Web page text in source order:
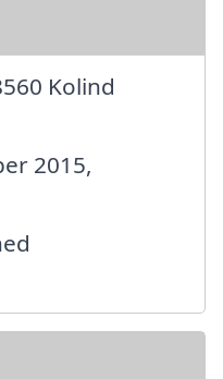
Kolind
2015,